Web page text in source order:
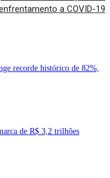
a COVID-19
recorde histórico de 82%,
de R$ 3,2 trilhões